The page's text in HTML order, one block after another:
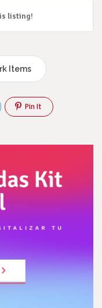
listing!
Items
Pin It